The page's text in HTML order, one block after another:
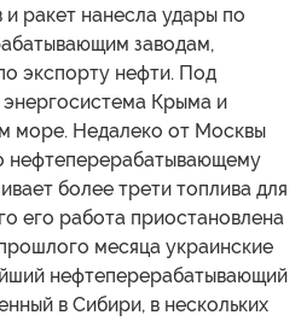
ракет нанесла удары по
заводам,
экспорту нефти. Под
Крыма и
море. Недалеко от Москвы
нефтеперерабатывающему
более трети топлива для
его работа приостановлена
месяца украинские
нефтеперерабатывающий
в Сибири, в нескольких